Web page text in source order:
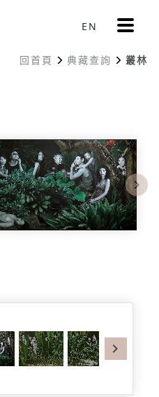
EN 更
多
單
回首頁 典藏查詢 叢林